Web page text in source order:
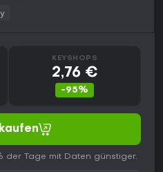
KEYSHOPS
2,76 €
-95%
der Tage mit Daten günstiger.